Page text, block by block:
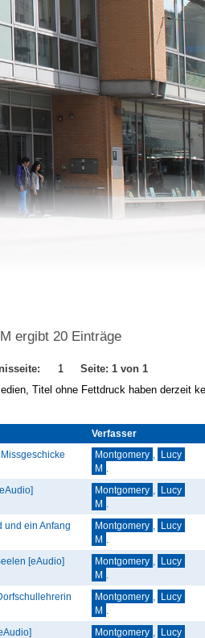
ergibt 20 Einträge
1
Seite: 1 von 1
Titel ohne Fettdruck haben derzeit
Verfasser
Montgomery
Lucy
M
Montgomery
Lucy
M
und ein Anfang
Montgomery
Lucy
M
[eAudio] Montgomery
Lucy
M
Montgomery
Lucy
M
Montgomery
Lucy